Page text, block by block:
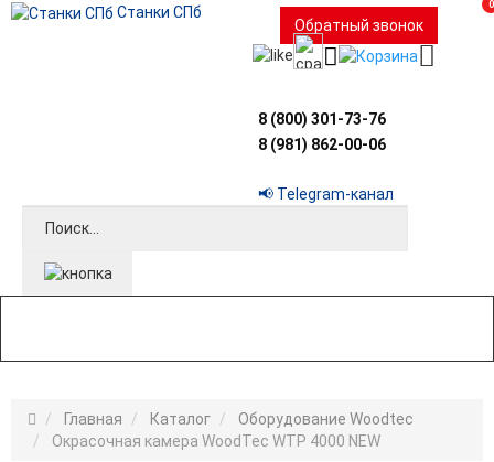
Станки СПб
Обратный звонок
0
8 (800) 301-73-76
8 (981) 862-00-06
📢 Telegram-канал
Главная Каталог
Оборудование Woodtec
Окрасочная камера WoodTec WTP 4000 NEW